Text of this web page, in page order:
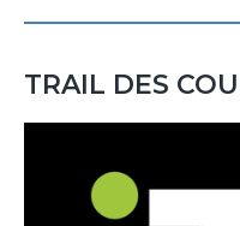
TRAIL DES